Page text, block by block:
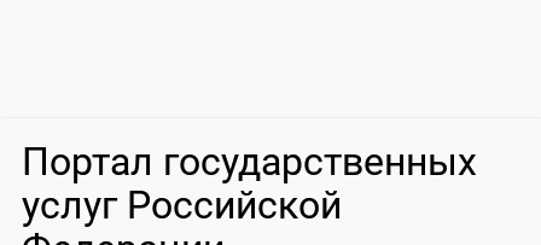
Портал государственных
услуг Российской